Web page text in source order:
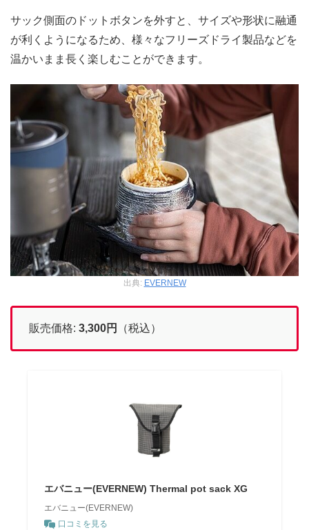
サック側面のドットボタンを外すと、サイズや形状に融通
が利くようになるため、様々なフリーズドライ製品などを
温かいまま長く楽しむことができます。
出典: EVERNEW
販売価格: 3,300円 （税込）
エバニュー(EVERNEW) Thermal pot sack XG
エバニュー(EVERNEW)
口コミを見る